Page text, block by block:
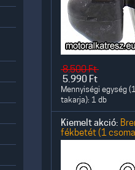
8.500Ft
5.990 Ft
Mennyiségi egység
takarja): 1 db
Kiemelt akció:
fékbetét (1